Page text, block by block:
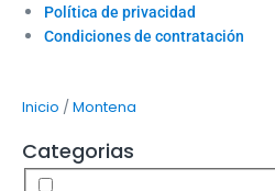
Política de privacidad
Condiciones de contratación
Inicio /Montena
Categorias